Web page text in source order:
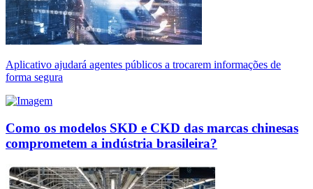
Aplicativo ajudará agentes públicos a trocarem informações de
forma segura
Como os modelos SKD e CKD das marcas chinesas
comprometem a indústria brasileira?